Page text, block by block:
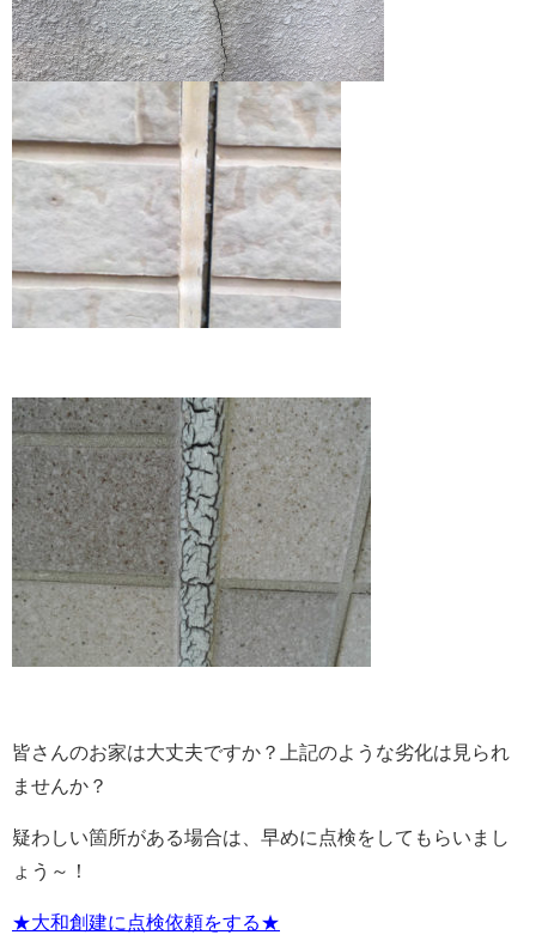
皆さんのお家は大丈夫ですか？上記のような劣化は見られ
ませんか？
疑わしい箇所がある場合は、早めに点検をしてもらいまし
ょう～！
★大和創建に点検依頼をする★